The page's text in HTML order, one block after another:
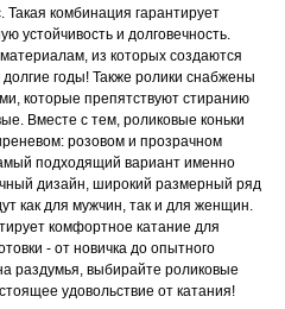
Такая комбинация гарантирует
устойчивость и долговечность.
из которых создаются
годы! Также ролики снабжены
которые препятствуют стиранию
Вместе с тем, роликовые коньки
розовом и прозрачном
подходящий вариант именно
дизайн, широкий размерный ряд
как для мужчин, так и для женщин.
комфортное катание для
- от новичка до опытного
раздумья, выбирайте роликовые
удовольствие от катания!